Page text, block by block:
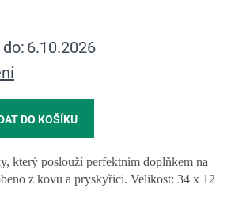
6.10.2026
DO KOŠÍKU
který poslouží perfektním doplňkem na
z kovu a pryskyřici. Velikost: 34 x 12